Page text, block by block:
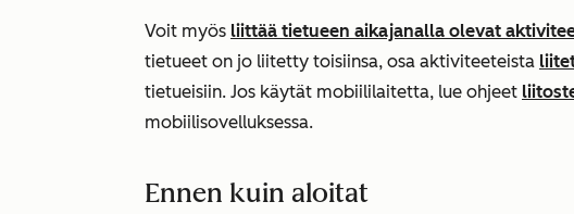
Voit myös liittää tietueen aikajanalla olevat
tietueet on jo liitetty toisiinsa, osa aktiviteeteista
tietueisiin. Jos käytät mobiililaitetta, lue ohjeet
mobiilisovelluksessa.
Ennen kuin aloitat